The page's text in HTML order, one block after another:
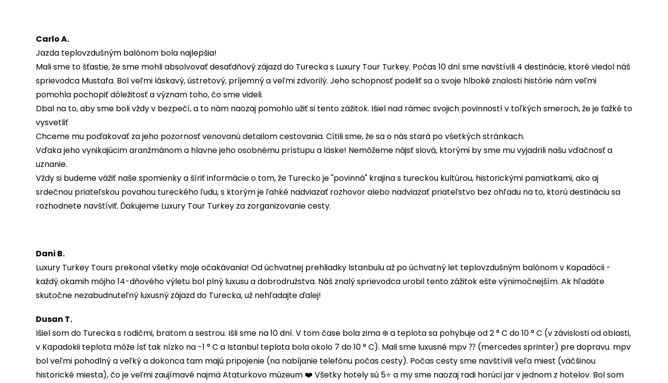
Carlo A.
Jazda teplovzdušným balónom bola najlepšia!
Mali sme to šťastie, že sme mohli absolvovať desaťdňový zájazd do Turecka s Luxury Tour Turkey. Počas 10 dní sme navštívili 4 destinácie, ktoré viedol náš
sprievodca Mustafa. Bol veľmi láskavý, ústretový, príjemný a veľmi zdvorilý. Jeho schopnosť podeliť sa o svoje hlboké znalosti histórie nám veľmi
pomohla pochopiť dôležitosť a význam toho, čo sme videli.
Dbal na to, aby sme boli vždy v bezpečí, a to nám naozaj pomohlo užiť si tento zážitok. Išiel nad rámec svojich povinností v toľkých smeroch, že je ťažké to
vysvetliť
Chceme mu poďakovať za jeho pozornosť venovanú detailom cestovania. Cítili sme, že sa o nás stará po všetkých stránkach.
Vďaka jeho vynikajúcim aranžmánom a hlavne jeho osobnému prístupu a láske! Nemôžeme nájsť slová, ktorými by sme mu vyjadrili našu vďačnosť a
uznanie.
Vždy si budeme vážiť naše spomienky a šíriť informácie o tom, že Turecko je "povinná" krajina s tureckou kultúrou, historickými pamiatkami, ako aj
srdečnou priateľskou povahou tureckého ľudu, s ktorým je ľahké nadviazať rozhovor alebo nadviazať priateľstvo bez ohľadu na to, ktorú destináciu sa
rozhodnete navštíviť. Ďakujeme Luxury Tour Turkey za zorganizovanie cesty.
Dani B.
Luxury Turkey Tours prekonal všetky moje očakávania! Od úchvatnej prehliadky Istanbulu až po úchvatný let teplovzdušným balónom v Kapadócii -
každý okamih môjho 14-dňového výletu bol plný luxusu a dobrodružstva. Náš znalý sprievodca urobil tento zážitok ešte výnimočnejším. Ak hľadáte
skutočne nezabudnuteľný luxusný zájazd do Turecka, už nehľadajte ďalej!
Dusan T.
Išiel som do Turecka s rodičmi, bratom a sestrou. Išli sme na 10 dní. V tom čase bola zima ❄️ a teplota sa pohybuje od 2 ° C do 10 ° C (v závislosti od oblasti,
v Kapadokii teplota môže ísť tak nízko na -1 ° C a Istanbul teplota bola okolo 7 do 10 ° C). Mali sme luxusné mpv ⁇ (mercedes sprinter) pre dopravu. mpv
bol veľmi pohodlný a veľký a dokonca tam majú pripojenie (na nabíjanie telefónu počas cesty). Počas cesty sme navštívili veľa miest (väčšinou
historické miesta), čo je veľmi zaujímavé najmä Ataturkovo múzeum ❤️ Všetky hotely sú 5⭐️ a my sme naozaj radi horúci jar v jednom z hotelov. Bol som